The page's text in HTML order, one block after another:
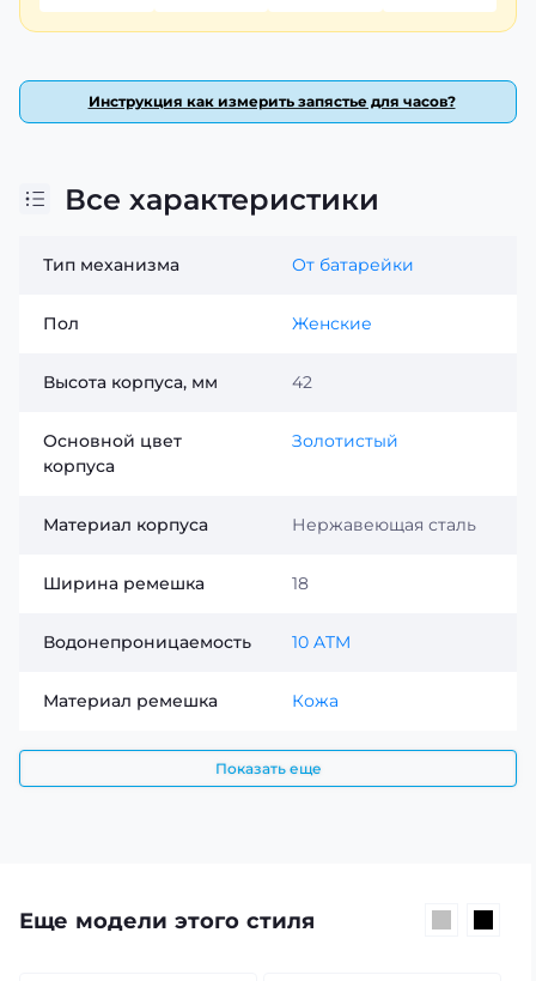
Инструкция как измерить запястье для часов?
Все характеристики
Тип механизма От батарейки
Пол Женские
Высота корпуса, мм 42
Основной цвет
корпуса
Золотистый
Материал корпуса Нержавеющая сталь
Ширина ремешка 18
Водонепроницаемость 10 ATM
Материал ремешка Кожа
Показать еще
Еще модели этого стиля